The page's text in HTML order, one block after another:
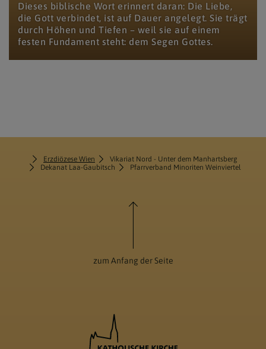
Dieses biblische Wort erinnert daran: Die Liebe,
die Gott verbindet, ist auf Dauer angelegt. Sie trägt
durch Höhen und Tiefen – weil sie auf einem
festen Fundament steht: dem Segen Gottes.
Erzdiözese Wien
Vikariat Nord - Unter dem Manhartsberg
Dekanat Laa-Gaubitsch
Pfarrverband Minoriten Weinviertel
zum Anfang der Seite